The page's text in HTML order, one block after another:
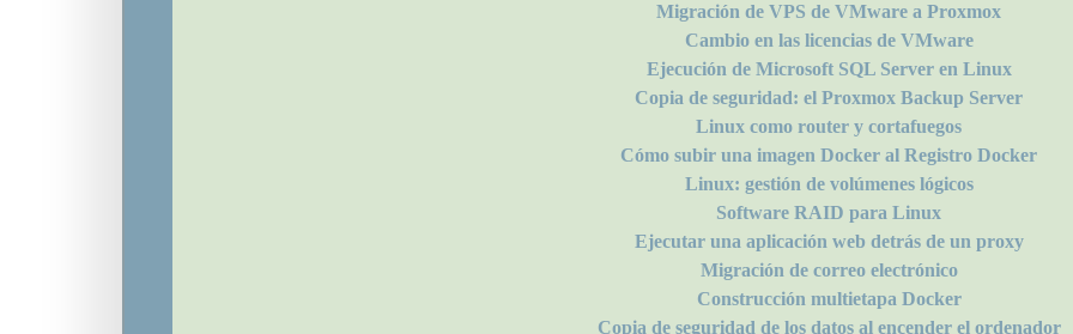
Migración de VPS de VMware a Proxmox
Cambio en las licencias de VMware
Ejecución de Microsoft SQL Server en Linux
Copia de seguridad: el Proxmox Backup Server
Linux como router y cortafuegos
Cómo subir una imagen Docker al Registro Docker
Linux: gestión de volúmenes lógicos
Software RAID para Linux
Ejecutar una aplicación web detrás de un proxy
Migración de correo electrónico
Construcción multietapa Docker
Copia de seguridad de los datos al encender el ordenador